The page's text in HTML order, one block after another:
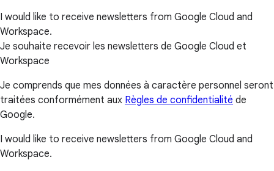
I would like to receive newsletters from Google Cloud and
Workspace.
Je souhaite recevoir les newsletters de Google Cloud et
Workspace
Je comprends que mes données à caractère personnel seront
traitées conformément aux Règles de confidentialité de
Google.
I would like to receive newsletters from Google Cloud and
Workspace.